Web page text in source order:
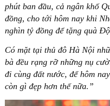
phút ban đầu, cả ngân khố
đồng, cho tới hôm nay khi
nghìn tỷ đồng để tặng quà
Có mặt tại thủ đô Hà Nội
bà đều rạng rỡ những nụ
đi cùng đất nước, để hôm
còn gì đẹp hơn thế nữa.”